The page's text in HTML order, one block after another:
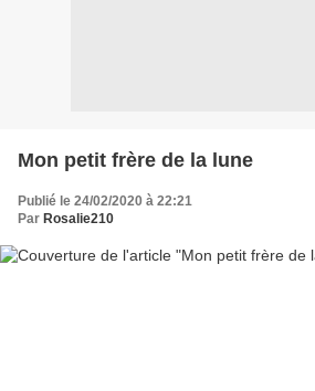
Mon petit frère de la lune
Publié le 24/02/2020 à 22:21
Par Rosalie210